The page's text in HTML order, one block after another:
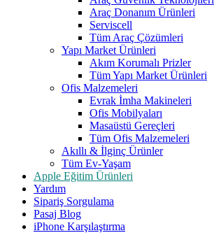
Araç Donanım Ürünleri
Serviscell
Tüm Araç Çözümleri
Yapı Market Ürünleri
Akım Korumalı Prizler
Tüm Yapı Market Ürünleri
Ofis Malzemeleri
Evrak İmha Makineleri
Ofis Mobilyaları
Masaüstü Gereçleri
Tüm Ofis Malzemeleri
Akıllı & İlginç Ürünler
Tüm Ev-Yaşam
Apple Eğitim Ürünleri
Yardım
Sipariş Sorgulama
Pasaj Blog
iPhone Karşılaştırma